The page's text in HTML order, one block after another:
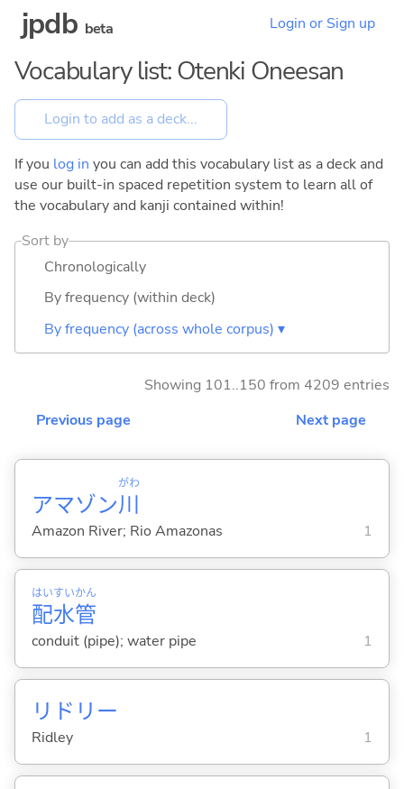
jpdb beta Login or Sign up
Vocabulary list: Otenki Oneesan
If you log in you can add this vocabulary list as a deck and
use our built-in spaced repetition system to learn all of
the vocabulary and kanji contained within!
Sort by
Chronologically
By frequency (within deck)
By frequency (across whole corpus) ▾
Showing 101..150 from 4209 entries
Previous page
Next page
アマゾン川
がわ
Amazon River; Rio Amazonas 1
配
はい
水
すい
管
かん
conduit (pipe); water pipe 1
リドリー
Ridley 1